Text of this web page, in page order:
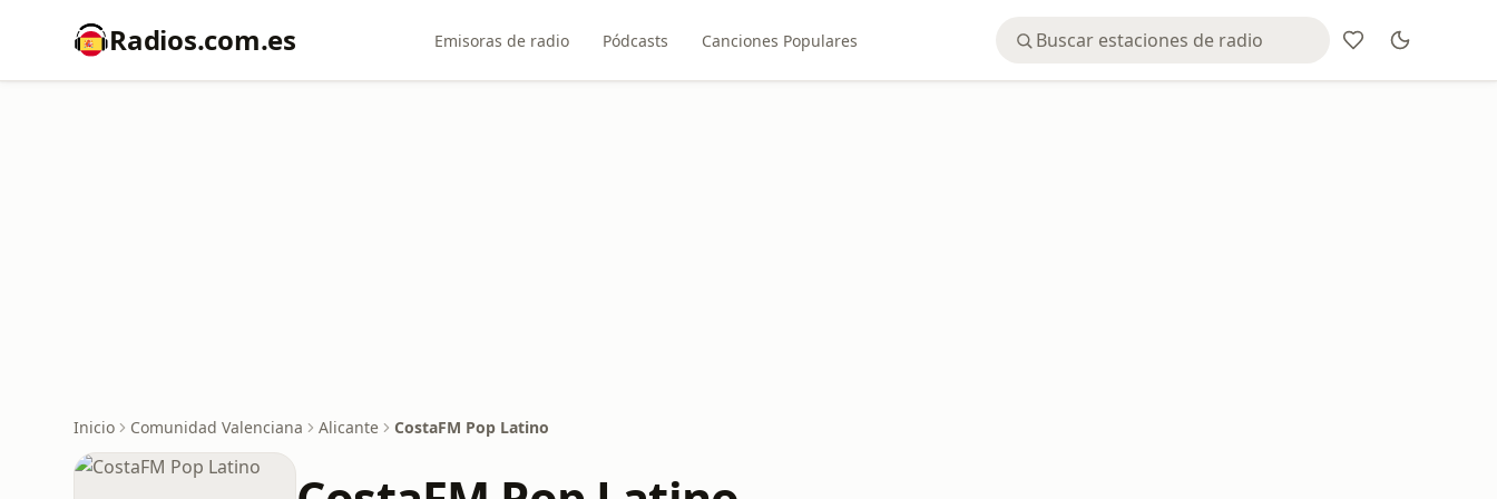
Radios.com.es Emisoras de radio Pódcasts Canciones Populares
Inicio Comunidad Valenciana Alicante CostaFM Pop Latino